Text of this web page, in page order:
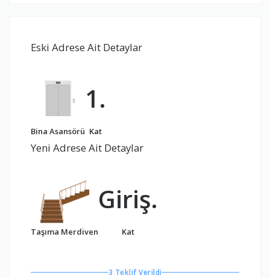
Eski Adrese Ait Detaylar
Bina Asansörü
1.
Kat
Yeni Adrese Ait Detaylar
Taşıma Merdiven
Giriş.
Kat
3 Teklif Verildi